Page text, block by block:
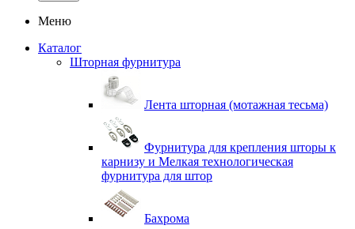
Меню
Каталог
Шторная фурнитура
Лента шторная (мотажная тесьма)
Фурнитура для крепления шторы к
карнизу и Мелкая технологическая
фурнитура для штор
Бахрома